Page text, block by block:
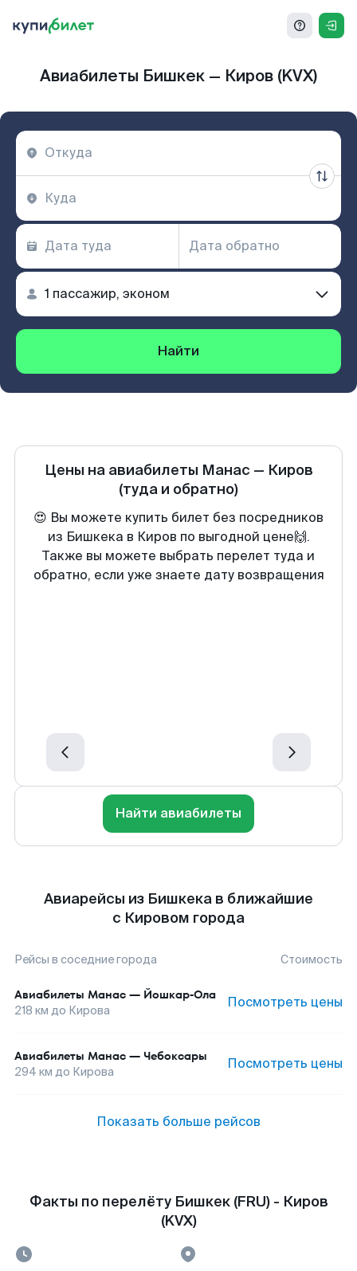
Авиабилеты Бишкек — Киров (KVX)
Найти
Цены на авиабилеты Манас — Киров
(туда и обратно)
😍 Вы можете купить билет без посредников
из Бишкека в Киров по выгодной цене🙌.
Также вы можете выбрать перелет туда и
обратно, если уже знаете дату возвращения
Найти авиабилеты
Авиарейсы из Бишкека в ближайшие
с Кировом города
Рейсы в соседние города Стоимость
Авиабилеты Манас — Йошкар-Ола
218 км до Кирова Посмотреть цены
Авиабилеты Манас — Чебоксары
294 км до Кирова Посмотреть цены
Показать больше рейсов
Факты по перелёту Бишкек (FRU) - Киров
(KVX)